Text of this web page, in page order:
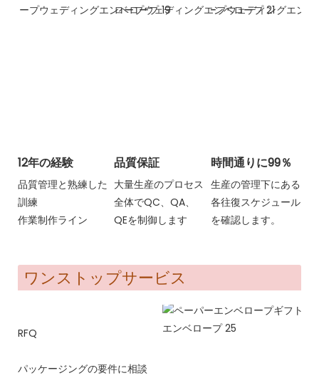
12年の経験
品質管理と熟練した
訓練
作業制作ライン
品質保証
大量生産のプロセス
全体でQC、QA、
QEを制御します
時間通りに99％
生産の管理下にある
各往復スケジュール
を確認します。
ワンストップサービス
RFQ
パッケージングの要件に相談